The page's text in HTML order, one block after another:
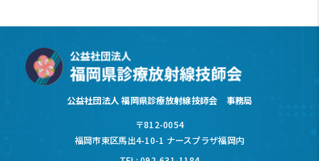
公益社団法人 福岡県診療放射線技師会 事務局
〒812-0054
福岡市東区馬出4-10-1 ナースプラザ福岡内